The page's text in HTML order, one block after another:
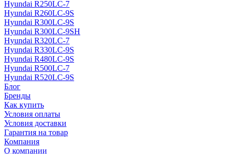
Hyundai R250LC-7
Hyundai R260LC-9S
Hyundai R300LC-9S
Hyundai R300LC-9SH
Hyundai R320LC-7
Hyundai R330LC-9S
Hyundai R480LC-9S
Hyundai R500LC-7
Hyundai R520LC-9S
Блог
Бренды
Как купить
Условия оплаты
Условия доставки
Гарантия на товар
Компания
О компании